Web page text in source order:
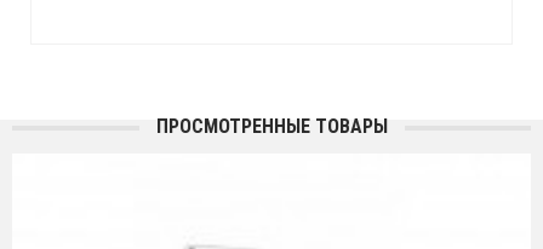
ПРОСМОТРЕННЫЕ ТОВАРЫ